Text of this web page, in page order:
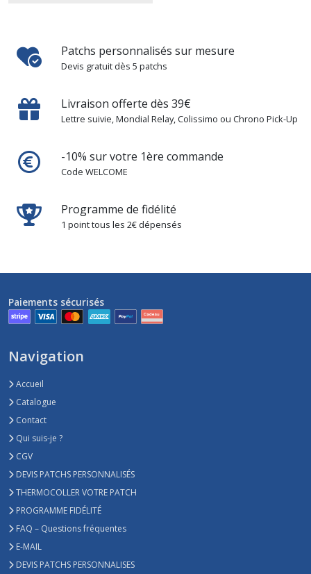
Patchs personnalisés sur mesure
Devis gratuit dès 5 patchs
Livraison offerte dès 39€
Lettre suivie, Mondial Relay, Colissimo ou Chrono Pick-Up
-10% sur votre 1ère commande
Code WELCOME
Programme de fidélité
1 point tous les 2€ dépensés
Paiements sécurisés
Navigation
Accueil
Catalogue
Contact
Qui suis-je ?
CGV
DEVIS PATCHS PERSONNALISÉS
THERMOCOLLER VOTRE PATCH
PROGRAMME FIDÉLITÉ
FAQ – Questions fréquentes
E-MAIL
DEVIS PATCHS PERSONNALISES